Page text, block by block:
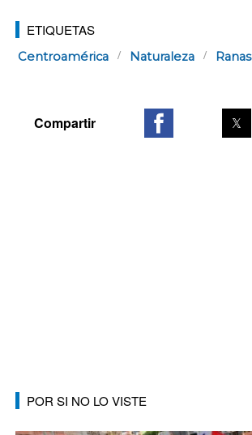
ETIQUETAS
Centroamérica Naturaleza Ranas
POR SI NO LO VISTE